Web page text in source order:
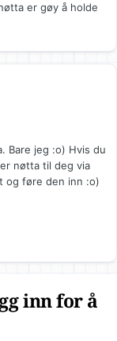
er gøy å holde
Bare jeg :o) Hvis du
nøtta til deg via
og føre den inn :o)
inn for å